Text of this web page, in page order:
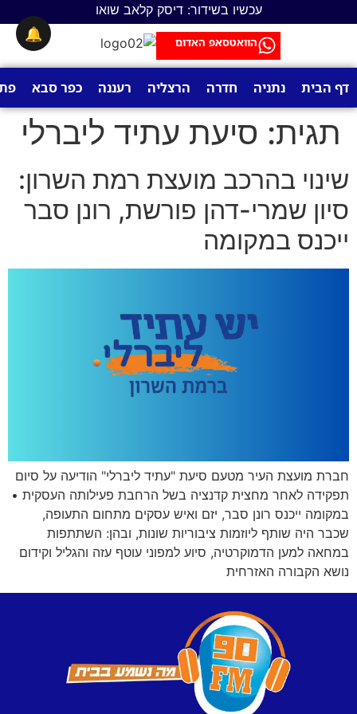
עכשיו בשידור: דיסק קלאב שואו
הוואטסאפ האדום
דף הבית נתניה חדרה הרצליה רעננה כפר סבא
תגית: סיעת עתיד ליברלי
שינוי בהרכב מועצת רמת השרון:
סיון שמרי-דהן פורשת, רונן סבר
ייכנס במקומה
חברת מועצת העיר מטעם סיעת "עתיד ליברלי" הודיעה על סיום
תפקידה לאחר מחצית קדנציה בשל הרחבת פעילותה העסקית •
במקומה ייכנס רונן סבר, יזם ואיש עסקים מתחום התעופה,
שכבר היה שותף ליוזמות ציבוריות שונות, ובהן: השתתפות
במחאה למען הדמוקרטיה, סיוע למפוני עוטף עזה והגליל וקידום
נושא הקבורה האזרחית
🔔